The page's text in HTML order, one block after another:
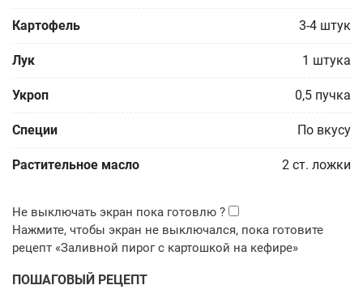
Картофель 3-4 штук
Лук 1 штука
Укроп 0,5 пучка
Специи По вкусу
Растительное масло 2 ст. ложки
ПОШАГОВЫЙ РЕЦЕПТ